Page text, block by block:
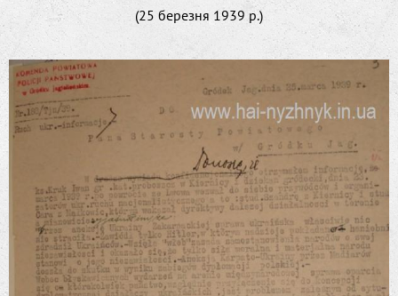
(25 березня 1939 р.)